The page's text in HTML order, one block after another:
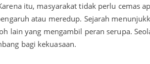
itu, masyarakat tidak perlu cemas
atau meredup. Sejarah
lain yang mengambil peran serupa.
bagi kekuasaan.